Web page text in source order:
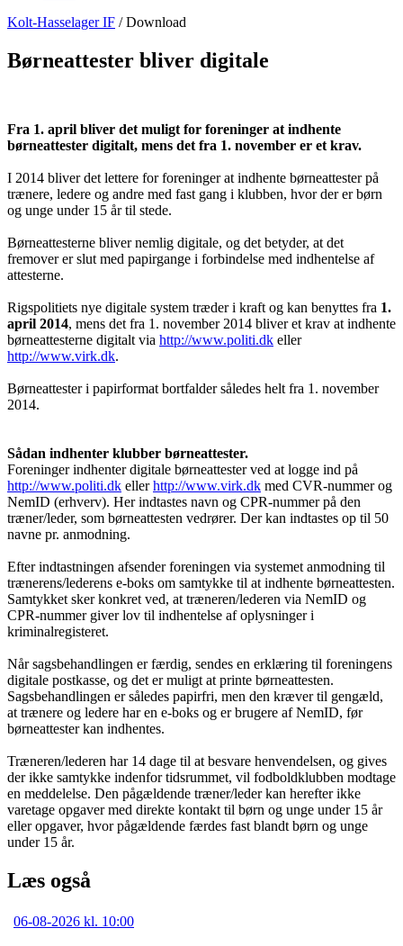
Kolt-Hasselager IF / Download
Børneattester bliver digitale
Fra 1. april bliver det muligt for foreninger at indhente
børneattester digitalt, mens det fra 1. november er et krav.
I 2014 bliver det lettere for foreninger at indhente børneattester på
trænere, ledere og andre med fast gang i klubben, hvor der er børn
og unge under 15 år til stede.
Børneattesterne bliver nemlig digitale, og det betyder, at det
fremover er slut med papirgange i forbindelse med indhentelse af
attesterne.
Rigspolitiets nye digitale system træder i kraft og kan benyttes fra 1.
april 2014, mens det fra 1. november 2014 bliver et krav at indhente
børneattesterne digitalt via http://www.politi.dk eller
http://www.virk.dk.
Børneattester i papirformat bortfalder således helt fra 1. november
2014.
Sådan indhenter klubber børneattester.
Foreninger indhenter digitale børneattester ved at logge ind på
http://www.politi.dk ellerhttp://www.virk.dk med CVR-nummer og
NemID (erhverv). Her indtastes navn og CPR-nummer på den
træner/leder, som børneattesten vedrører. Der kan indtastes op til 50
navne pr. anmodning.
Efter indtastningen afsender foreningen via systemet anmodning til
trænerens/lederens e-boks om samtykke til at indhente børneattesten.
Samtykket sker konkret ved, at træneren/lederen via NemID og
CPR-nummer giver lov til indhentelse af oplysninger i
kriminalregisteret.
Når sagsbehandlingen er færdig, sendes en erklæring til foreningens
digitale postkasse, og det er muligt at printe børneattesten.
Sagsbehandlingen er således papirfri, men den kræver til gengæld,
at trænere og ledere har en e-boks og er brugere af NemID, før
børneattester kan indhentes.
Træneren/lederen har 14 dage til at besvare henvendelsen, og gives
der ikke samtykke indenfor tidsrummet, vil fodboldklubben modtage
en meddelelse. Den pågældende træner/leder kan herefter ikke
varetage opgaver med direkte kontakt til børn og unge under 15 år
eller opgaver, hvor pågældende færdes fast blandt børn og unge
under 15 år.
Læs også
06-08-2026 kl. 10:00